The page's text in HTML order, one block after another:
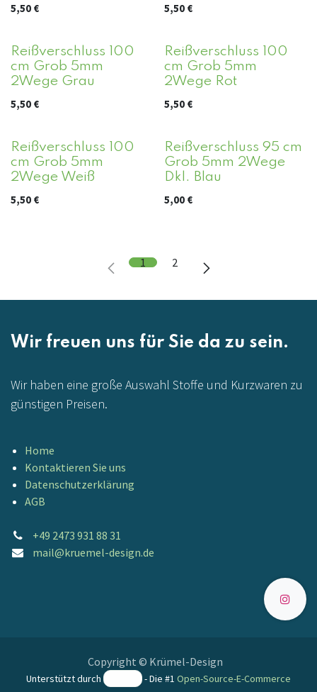
5,50 € 5,50€
Reißverschluss 100
cm Grob 5mm
2Wege Grau
5,50 €
Reißverschluss 100
cm Grob 5mm
2Wege Rot
5,50€
Reißverschluss 100
cm Grob 5mm
2Wege Weiß
5,50 €
Reißverschluss 95 cm
Grob 5mm 2Wege
Dkl. Blau
5,00€
1 2
Wir freuen uns für Sie da zu sein.
Wir haben eine große Auswahl Stoffe und Kurzwaren zu
günstigen Preisen.
Home
Kontaktieren Sie uns
Datenschutzerklärung
AGB
+49 2473 931 88 31
mail@kruemel-design.de
Copyright © Krümel-Design
Unterstützt durch - Die #1 Open-Source-E-Commerce